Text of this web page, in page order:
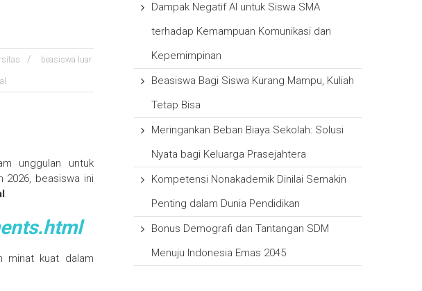
beasiswa luar
unggulan untuk
2026, beasiswa ini
.
minat kuat dalam
Dampak Negatif AI untuk Siswa SMA
terhadap Kemampuan Komunikasi dan
Kepemimpinan
Beasiswa Bagi Siswa Kurang Mampu, Kuliah
Tetap Bisa
Meringankan Beban Biaya Sekolah: Solusi
Nyata bagi Keluarga Prasejahtera
Kompetensi Nonakademik Dinilai Semakin
Penting dalam Dunia Pendidikan
Bonus Demografi dan Tantangan SDM
Menuju Indonesia Emas 2045